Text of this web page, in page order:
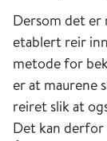
Dersom det er
etablert reir
metode for
er at maurene
reiret slik at
Det kan derfor